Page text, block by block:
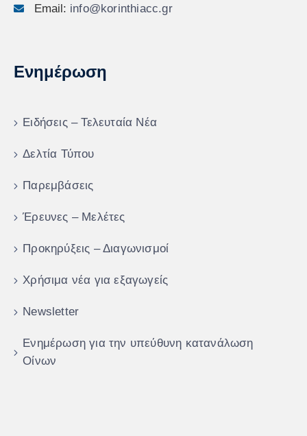
Email: info@korinthiacc.gr
Ενημέρωση
Ειδήσεις – Τελευταία Νέα
Δελτία Τύπου
Παρεμβάσεις
Έρευνες – Μελέτες
Προκηρύξεις – Διαγωνισμοί
Χρήσιμα νέα για εξαγωγείς
Newsletter
Ενημέρωση για την υπεύθυνη κατανάλωση
Οίνων